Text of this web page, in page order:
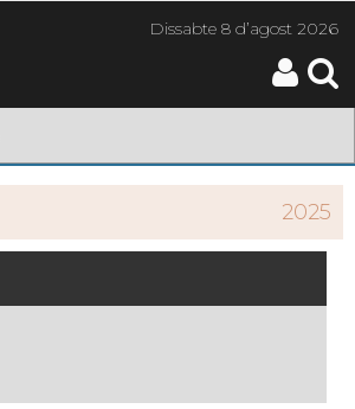
Dissabte8 d’agost 2026
2025